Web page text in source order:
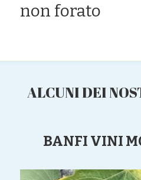
non forato
ALCUNI DEI
BANFI VINI